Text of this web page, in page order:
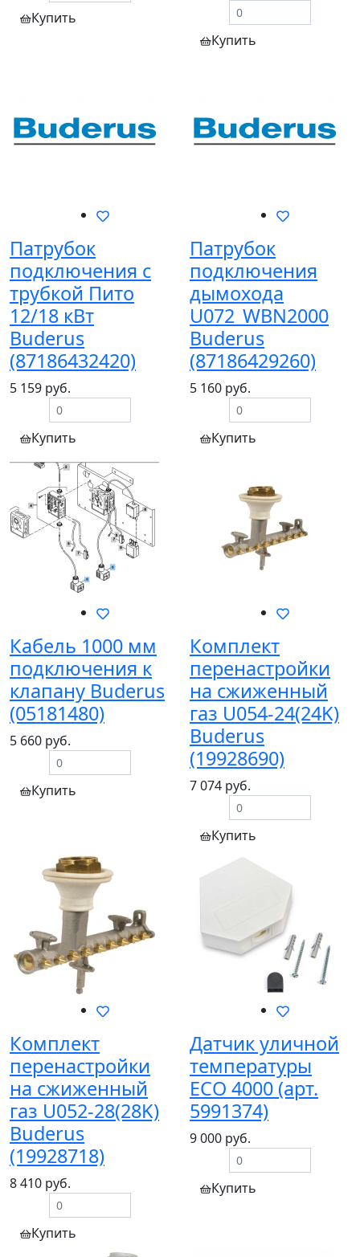
Купить
Купить
Патрубок
подключения с
трубкой Пито
12/18 кВт
Buderus
(87186432420)
5 159 руб.
Купить
Патрубок
подключения
дымохода
U072_WBN2000
Buderus
(87186429260)
5 160 руб.
Купить
Кабель 1000 мм
подключения к
клапану Buderus
(05181480)
5 660 руб.
Купить
Комплект
перенастройки
на сжиженный
газ U054-24(24K)
Buderus
(19928690)
7 074 руб.
Купить
Комплект
перенастройки
на сжиженный
газ U052-28(28K)
Buderus
(19928718)
8 410 руб.
Купить
Датчик уличной
температуры
ECO 4000 (арт.
5991374)
9 000 руб.
Купить